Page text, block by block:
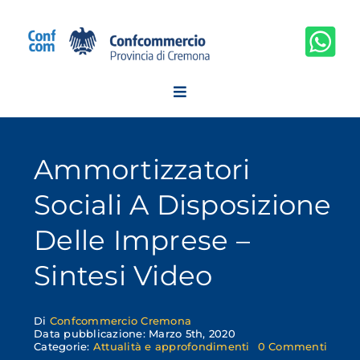
contenuto
Ammortizzatori
Sociali A Disposizione
Delle Imprese –
Sintesi Video
Di Confcommercio Cremona
Data pubblicazione: Marzo 5th, 2020
Categorie: Attualità e approfondimenti 0 Commenti